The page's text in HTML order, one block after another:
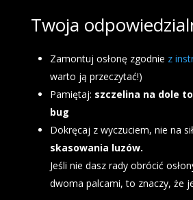
Twoja
Zamontuj osłonę zgodnie z
warto ją przeczytać!)
Pamiętaj: szczelina na dole to
bug
Dokręcaj z wyczuciem, nie na
skasowania luzów.
Jeśli nie dasz rady obrócić
dwoma palcami, to znaczy, że